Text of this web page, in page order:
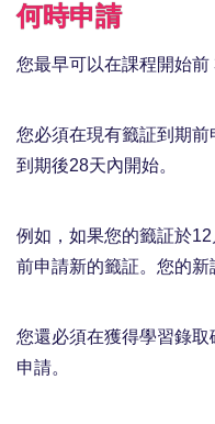
何時申請
您最早可以在課程開始前
您必須在現有籤証到期
到期後28天內開始。
例如，如果您的籤証於
前申請新的籤証。您的新
您還必須在獲得學習錄
申請。